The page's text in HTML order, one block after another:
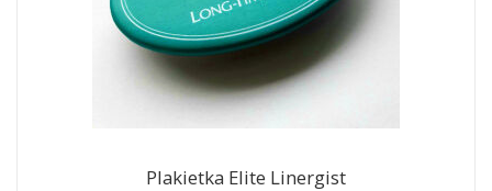
Plakietka Elite Linergist